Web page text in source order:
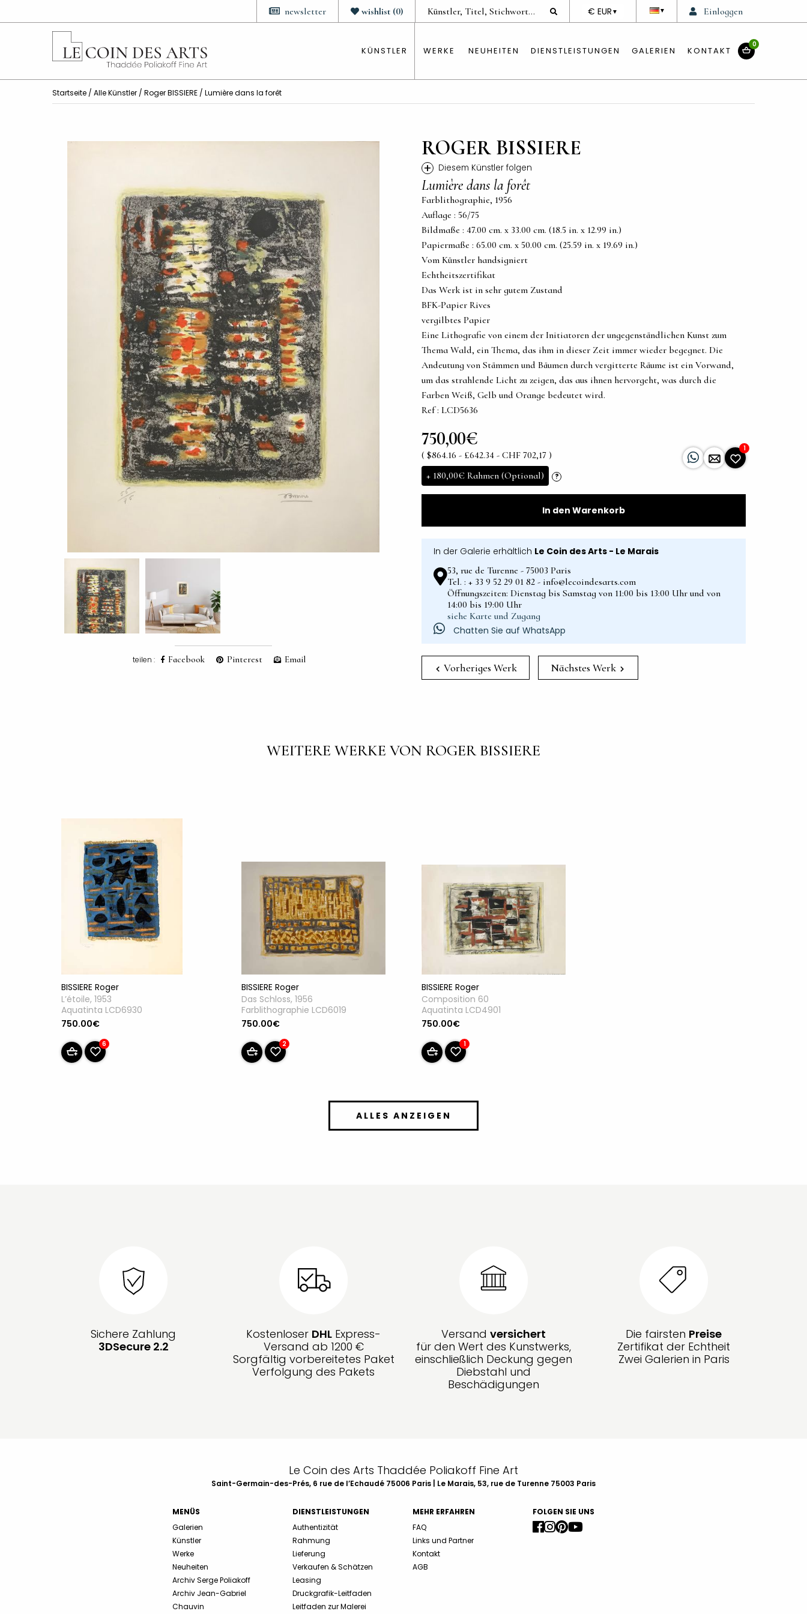
Einloggen
▼
DEVISE
€ EUR ▼
wishlist (0)
newsletter
KÜNSTLER WERKE NEUHEITEN DIENSTLEISTUNGEN GALERIEN KONTAKT
0
Startseite / Alle Künstler / Roger BISSIERE / Lumière dans la forêt
teilen : Facebook Pinterest Email
ROGER BISSIERE
+ Diesem Künstler folgen
Lumière dans la forêt
Farblithographie, 1956
Auflage : 56/75
Bildmaße : 47.00 cm. x 33.00 cm. (18.5 in. x 12.99 in.)
Papiermaße : 65.00 cm. x 50.00 cm. (25.59 in. x 19.69 in.)
Vom Künstler handsigniert
Echtheitszertifikat
Das Werk ist in sehr gutem Zustand
BFK-Papier Rives
vergilbtes Papier
Eine Lithografie von einem der Initiatoren der ungegenständlichen Kunst zum
Thema Wald, ein Thema, das ihm in dieser Zeit immer wieder begegnet. Die
Andeutung von Stämmen und Bäumen durch vergitterte Räume ist ein Vorwand,
um das strahlende Licht zu zeigen, das aus ihnen hervorgeht, was durch die
Farben Weiß, Gelb und Orange bedeutet wird.
Ref : LCD5636
750,00€
( $864.16 - £642.34 - CHF 702,17 )
+ 180,00€ Rahmen (Optional) ?
1
In den Warenkorb
In der Galerie erhältlich Le Coin des Arts - Le Marais
53, rue de Turenne - 75003 Paris
Tel. : + 33 9 52 29 01 82 - info@lecoindesarts.com
Öffnungszeiten: Dienstag bis Samstag von 11:00 bis 13:00 Uhr und von
14:00 bis 19:00 Uhr
siehe Karte und Zugang
Chatten Sie auf WhatsApp
Vorheriges Werk Nächstes Werk
WEITERE WERKE VON ROGER BISSIERE
BISSIERE Roger
L’étoile, 1953
Aquatinta LCD6930
750.00€
6
BISSIERE Roger
Das Schloss, 1956
Farblithographie LCD6019
750.00€
2
BISSIERE Roger
Composition 60
Aquatinta LCD4901
750.00€
1
ALLES ANZEIGEN
Sichere Zahlung
3DSecure 2.2
Kostenloser DHL Express-
Versand ab 1200 €
Sorgfältig vorbereitetes Paket
Verfolgung des Pakets
Versand versichert
für den Wert des Kunstwerks,
einschließlich Deckung gegen
Diebstahl und
Beschädigungen
Die fairsten Preise
Zertifikat der Echtheit
Zwei Galerien in Paris
Le Coin des Arts Thaddée Poliakoff Fine Art
Saint-Germain-des-Prés, 6 rue de l’Echaudé 75006 Paris | Le Marais, 53, rue de Turenne 75003 Paris
MENÜS
Galerien
Künstler
Werke
Neuheiten
Archiv Serge Poliakoff
Archiv Jean-Gabriel
Chauvin
DIENSTLEISTUNGEN
Authentizität
Rahmung
Lieferung
Verkaufen & Schätzen
Leasing
Druckgrafik-Leitfaden
Leitfaden zur Malerei
MEHR ERFAHREN
FAQ
Links und Partner
Kontakt
AGB
FOLGEN SIE UNS